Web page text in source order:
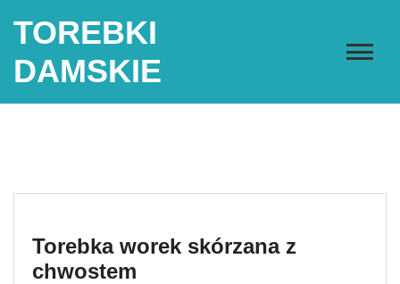
TOREBKI
DAMSKIE
Torebka worek skórzana z
chwostem